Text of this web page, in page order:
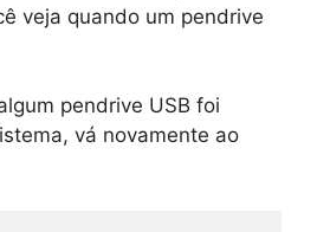
veja quando um pendrive
pendrive USB foi
vá novamente ao